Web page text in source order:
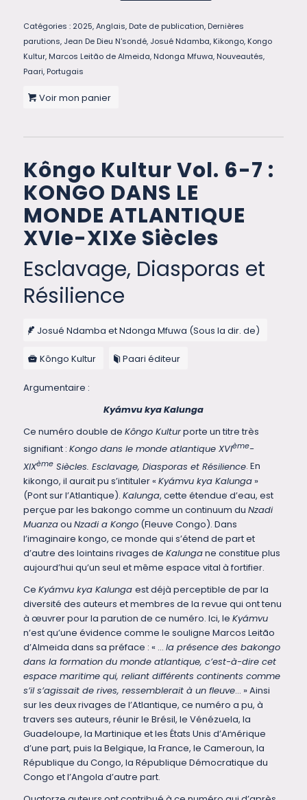
Catégories : 2025,Anglais, Date de publication, Dernières
parutions, Jean De Dieu N'sondé, Josué Ndamba, Kikongo, Kongo
Kultur, Marcos Leitão de Almeida, Ndonga Mfuwa, Nouveautés,
Paari, Portugais
Voir mon panier
Kôngo Kultur Vol. 6-7 :
KONGO DANS LE
MONDE ATLANTIQUE
XVIe-XIXe Siècles
Esclavage, Diasporas et
Résilience
Josué Ndamba et Ndonga Mfuwa (Sous la dir. de)
Kôngo Kultur Paari éditeur
Argumentaire :
Kyámvu kya Kalunga
Ce numéro double de Kôngo Kulturporte un titre très
signifiant : Kongo dans le monde atlantique XVIème-
XIXèmeSiècles. Esclavage, Diasporas et Résilience. En
kikongo, il aurait pu s’intituler « Kyámvu kya Kalunga»
(Pont sur l’Atlantique). Kalunga, cette étendue d’eau, est
perçue par les bakongo comme un continuum du Nzadi
Muanzaou Nzadi a Kongo(Fleuve Congo). Dans
l’imaginaire kongo, ce monde qui s’étend de part et
d’autre des lointains rivages de Kalungane constitue plus
aujourd’hui qu’un seul et même espace vital à fortifier.
Ce Kyámvu kya Kalunga est déjà perceptible de par la
diversité des auteurs et membres de la revue qui ont tenu
à œuvrer pour la parution de ce numéro. Ici, le Kyámvu
n’est qu’une évidence comme le souligne Marcos Leitão
d’Almeida dans sa préface : « … la présence des bakongo
dans la formation du monde atlantique, c’est-à-dire cet
espace maritime qui, reliant différents continents comme
s’il s’agissait de rives, ressemblerait à un fleuve… » Ainsi
sur les deux rivages de l’Atlantique, ce numéro a pu, à
travers ses auteurs, réunir le Brésil, le Vénézuela, la
Guadeloupe, la Martinique et les États Unis d’Amérique
d’une part, puis la Belgique, la France, le Cameroun, la
République du Congo, la République Démocratique du
Congo et l’Angola d’autre part.